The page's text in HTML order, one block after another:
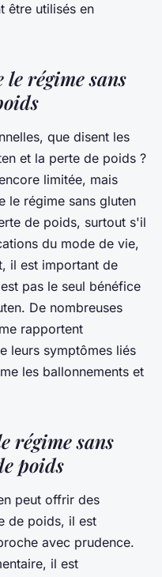
être utilisés en
régime sans
que disent les
et la perte de poids ?
limitée, mais
le régime sans gluten
de poids, surtout s'il
du mode de vie,
il est important de
pas le seul bénéfice
De nombreuses
rapportent
leurs symptômes liés
les ballonnements et
régime sans
poids
peut offrir des
de poids, il est
avec prudence.
il est